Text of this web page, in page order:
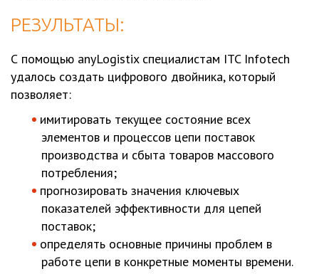
РЕЗУЛЬТАТЫ:
С помощью anyLogistix специалистам ITC Infotech
удалось создать цифрового двойника, который
позволяет:
имитировать текущее состояние всех
элементов и процессов цепи поставок
производства и сбыта товаров массового
потребления;
прогнозировать значения ключевых
показателей эффективности для цепей
поставок;
определять основные причины проблем в
работе цепи в конкретные моменты времени.